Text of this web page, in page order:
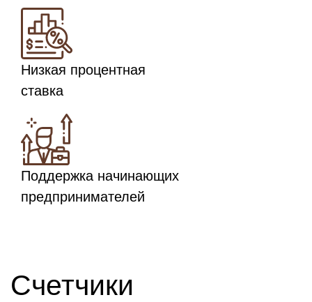
Низкая процентная
ставка
Поддержка начинающих
предпринимателей
Счетчики